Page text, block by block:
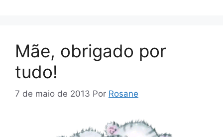
Mãe, obrigado por
tudo!
7 de maio de 2013 Por Rosane